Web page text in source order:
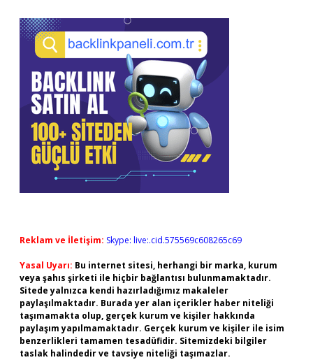
Reklam ve İletişim: Skype: live:.cid.575569c608265c69
Yasal Uyarı: Bu internet sitesi, herhangi bir marka, kurum
veya şahıs şirketi ile hiçbir bağlantısı bulunmamaktadır.
Sitede yalnızca kendi hazırladığımız makaleler
paylaşılmaktadır. Burada yer alan içerikler haber niteliği
taşımamakta olup, gerçek kurum ve kişiler hakkında
paylaşım yapılmamaktadır. Gerçek kurum ve kişiler ile isim
benzerlikleri tamamen tesadüfidir. Sitemizdeki bilgiler
taslak halindedir ve tavsiye niteliği taşımazlar.